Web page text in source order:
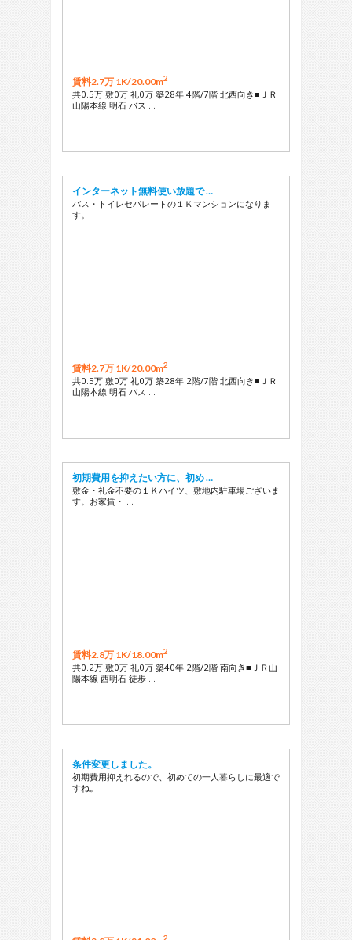
賃料2.7万 1K/20.00m2
共0.5万 敷0万 礼0万 築28年 4階/7階 北西向き■ＪＲ
山陽本線 明石 バス …
インターネット無料使い放題で …
バス・トイレセパレートの１Ｋマンションになりま
す。
賃料2.7万 1K/20.00m2
共0.5万 敷0万 礼0万 築28年 2階/7階 北西向き■ＪＲ
山陽本線 明石 バス …
初期費用を抑えたい方に、初め …
敷金・礼金不要の１Ｋハイツ、敷地内駐車場ございま
す。お家賃・ …
賃料2.8万 1K/18.00m2
共0.2万 敷0万 礼0万 築40年 2階/2階 南向き■ＪＲ山
陽本線 西明石 徒歩 …
条件変更しました。
初期費用抑えれるので、初めての一人暮らしに最適で
すね。
2